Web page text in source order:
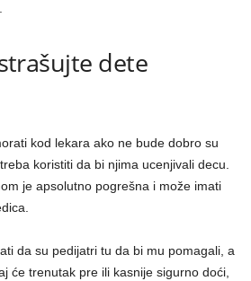
dete
kod lekara ako ne bude dobro su
koristiti da bi njima ucenjivali decu.
je apsolutno pogrešna i može imati
da su pedijatri tu da bi mu pomagali, a
će trenutak pre ili kasnije sigurno doći,